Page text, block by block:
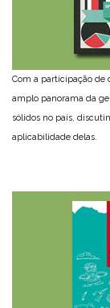
Com a participação de
amplo panorama da
sólidos no país,
aplicabilidade delas.